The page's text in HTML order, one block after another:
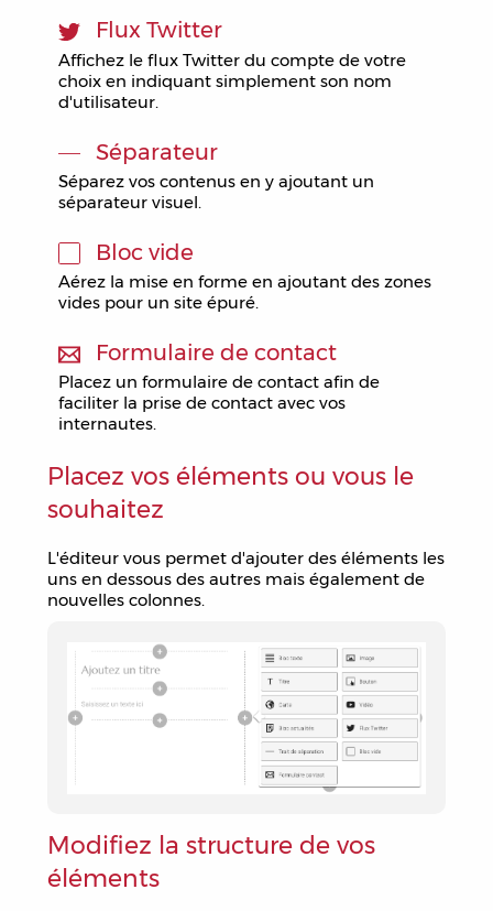
Flux Twitter
Affichez le flux Twitter du compte de votre
choix en indiquant simplement son nom
d'utilisateur.
Séparateur
Séparez vos contenus en y ajoutant un
séparateur visuel.
Bloc vide
Aérez la mise en forme en ajoutant des zones
vides pour un site épuré.
Formulaire de contact
Placez un formulaire de contact afin de
faciliter la prise de contact avec vos
internautes.
Placez vos éléments ou vous le
souhaitez
L'éditeur vous permet d'ajouter des éléments les
uns en dessous des autres mais également de
nouvelles colonnes.
Modifiez la structure de vos
éléments